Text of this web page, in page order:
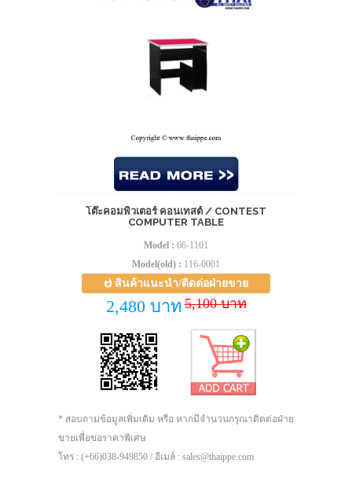
โต๊ะคอมพิวเตอร์ คอนเทสต์ / CONTEST
COMPUTER TABLE
Model : 66-1101
Model(old) : 116-0001
สินค้าแนะนำ/ติดต่อฝ่ายขาย
2,480 บาท 5,100 บาท
* สอบถามข้อมูลเพิ่มเติม หรือ หากมีจำนวนกรุณาติดต่อฝ่าย
ขายเพื่อขอราคาพิเศษ
โทร : (+66)038-949850 / อีเมล์ : sales@thaippe.com